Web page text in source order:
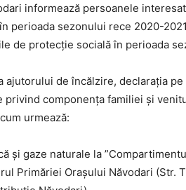
informează persoanele
perioada sezonului rece 2020-
de protecție socială în perioada
ajutorului de încălzire, declarația
privind componența familiei și
urmează:
și gaze naturale la
Primăriei Orașului Năvodari (Str.